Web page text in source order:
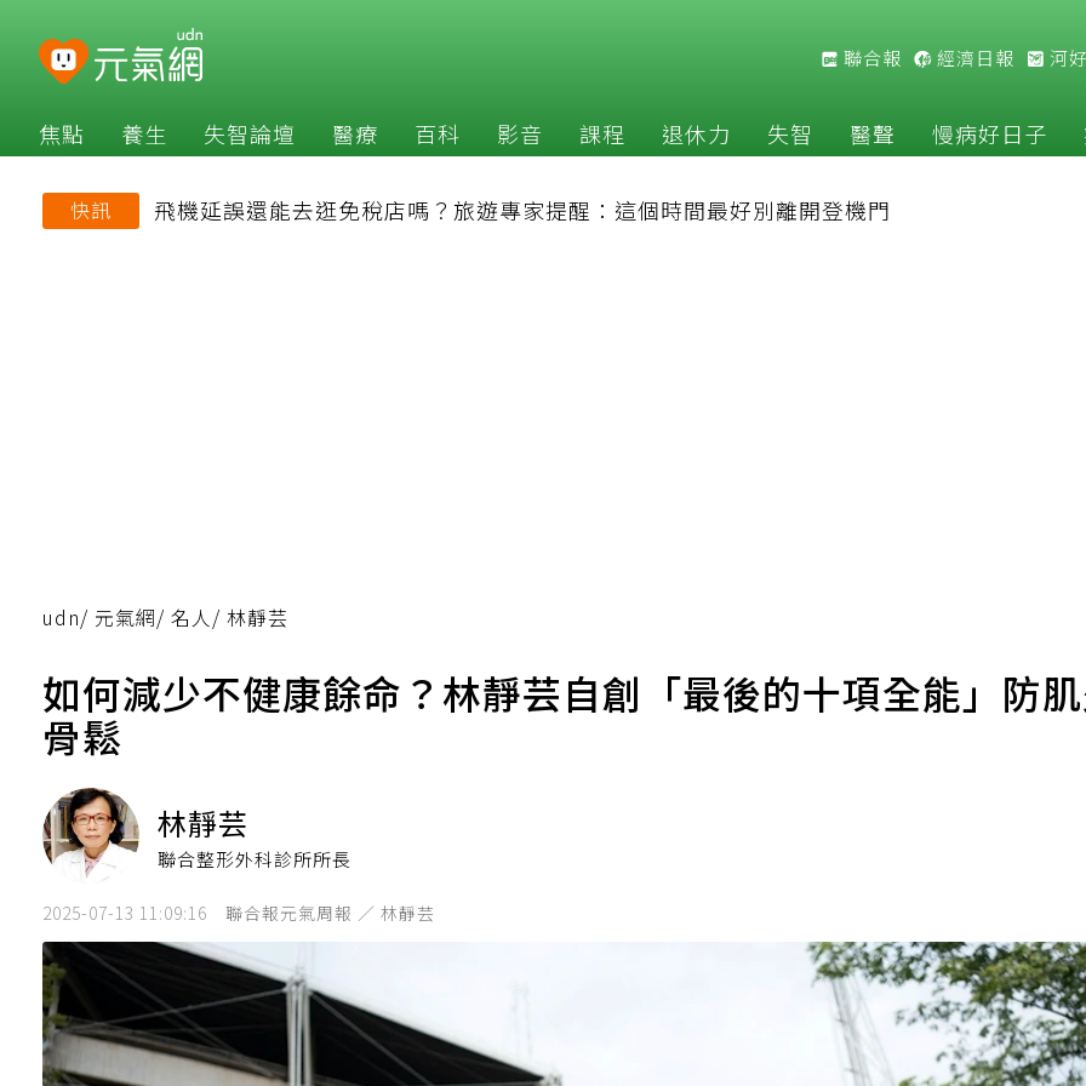
聯合報 經濟日報 河
焦點 養生 失智論壇 醫療 百科 影音 課程 退休力 失智 醫聲 慢病好日子
快訊 飛機延誤還能去逛免稅店嗎？旅遊專家提醒：這個時間最好別離開登機門
udn/ 元氣網/ 名人/ 林靜芸
如何減少不健康餘命？林靜芸自創「最後的十項全能」防
骨鬆
林靜芸
聯合整形外科診所所長
2025-07-13 11:09:16 聯合報元氣周報 ／ 林靜芸